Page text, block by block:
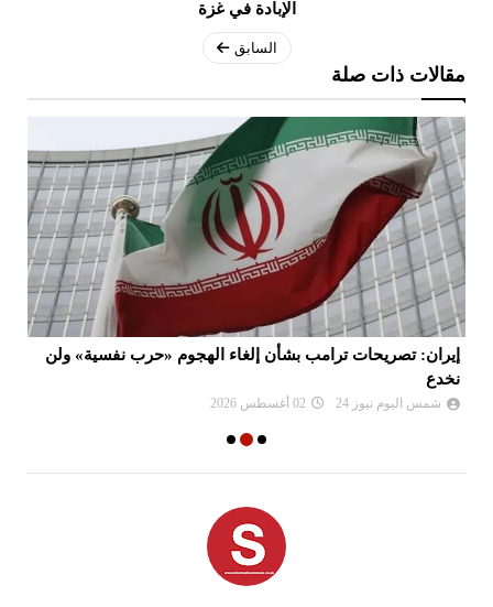
الإبادة في غزة
السابق
مقالات ذات صلة
إيران: تصريحات ترامب بشأن إلغاء الهجوم «حرب نفسية» ولن
نخدع
شمس اليوم نيوز 24 02 أغسطس 2026